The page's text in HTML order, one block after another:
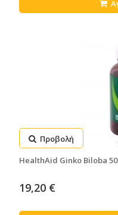
Προβολή
HealthAid Ginko Biloba
19,20 €